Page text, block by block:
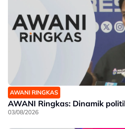
AWANI RINGKAS
AWANI Ringkas: Dinamik
03/08/2026